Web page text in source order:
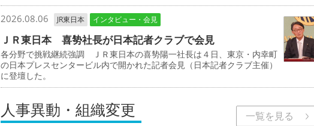
2026.08.06 JR東日本 インタビュー・会見
ＪＲ東日本 喜㔟社長が日本記者クラブで会見
各分野で挑戦継続強調 ＪＲ東日本の喜㔟陽一社長は４日、東京・内幸町
の日本プレスセンタービル内で開かれた記者会見（日本記者クラブ主催）
に登壇した。
人事異動・組織変更 一覧を見る